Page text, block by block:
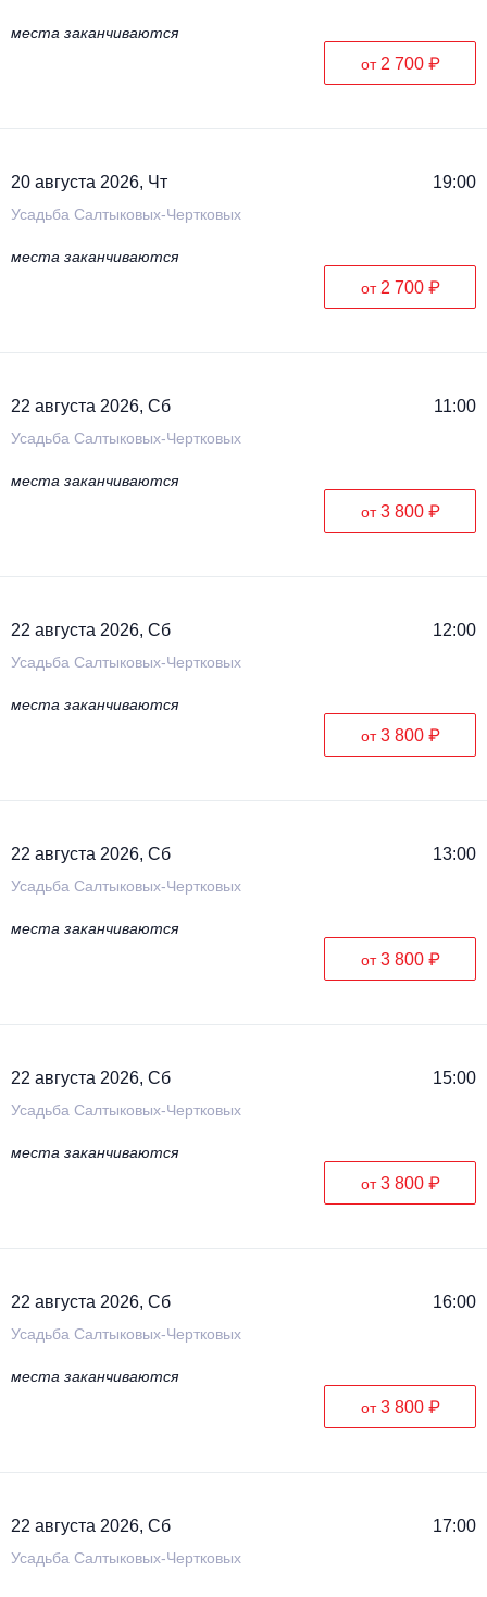
места заканчиваются
от 2 700 ₽
20 августа 2026, Чт 19:00
Усадьба Салтыковых-Чертковых
места заканчиваются
от 2 700 ₽
22 августа 2026, Сб 11:00
Усадьба Салтыковых-Чертковых
места заканчиваются
от3 800 ₽
22 августа 2026, Сб 12:00
Усадьба Салтыковых-Чертковых
места заканчиваются
от3 800 ₽
22 августа 2026, Сб 13:00
Усадьба Салтыковых-Чертковых
места заканчиваются
от3 800 ₽
22 августа 2026, Сб 15:00
Усадьба Салтыковых-Чертковых
места заканчиваются
от3 800 ₽
22 августа 2026, Сб 16:00
Усадьба Салтыковых-Чертковых
места заканчиваются
от3 800 ₽
22 августа 2026, Сб 17:00
Усадьба Салтыковых-Чертковых